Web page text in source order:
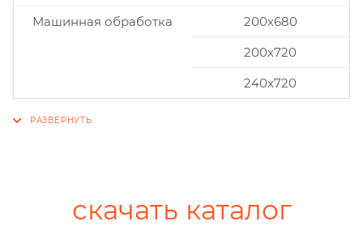
Машинная обработка
200х680
200х720
240х720
скачать каталог